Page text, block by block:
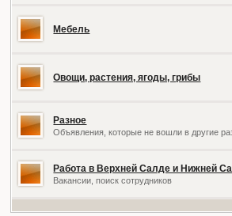
Мебель
Овощи, растения, ягоды, грибы
Разное
Объявления, которые не вошли в другие
Работа в Верхней Салде и Нижней
Вакансии, поиск сотрудников